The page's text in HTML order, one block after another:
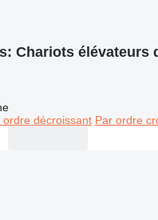
Chariots élévateurs
ordre décroissant Par ordre